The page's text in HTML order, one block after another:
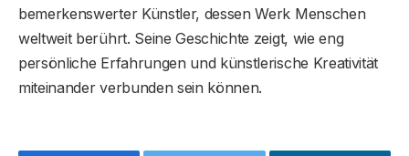
bemerkenswerter Künstler, dessen Werk Menschen
weltweit berührt. Seine Geschichte zeigt, wie eng
persönliche Erfahrungen und künstlerische Kreativität
miteinander verbunden sein können.